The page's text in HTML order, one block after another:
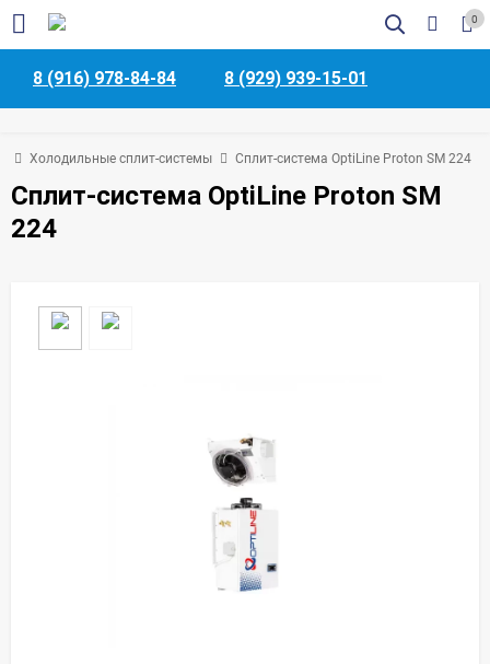
0
8 (916) 978-84-84 8 (929) 939-15-01
Холодильные сплит-системы Сплит-система OptiLine Proton SM 224
Сплит-система OptiLine Proton SM
224